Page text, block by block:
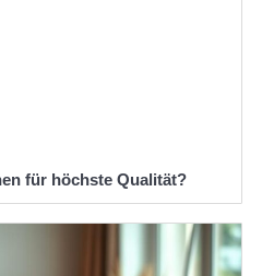
für höchste Qualität?